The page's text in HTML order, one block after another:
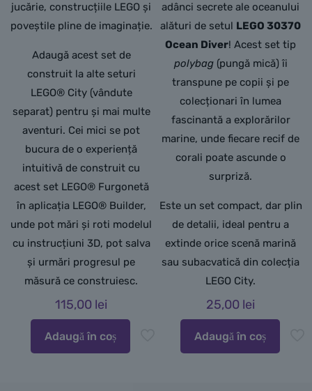
jucărie, construcțiile LEGO și
poveștile pline de imaginație.
Adaugă acest set de
construit la alte seturi
LEGO® City (vândute
separat) pentru și mai multe
aventuri. Cei mici se pot
bucura de o experiență
intuitivă de construit cu
acest set LEGO® Furgonetă
în aplicația LEGO® Builder,
unde pot mări și roti modelul
cu instrucțiuni 3D, pot salva
și urmări progresul pe
măsură ce construiesc.
115,00 lei
Adaugă în coș
adânci secrete ale oceanului
alături de setul LEGO 30370
Ocean Diver! Acest set tip
polybag(pungă mică) îi
transpune pe copii și pe
colecționari în lumea
fascinantă a explorărilor
marine, unde fiecare recif de
corali poate ascunde o
surpriză.
Este un set compact, dar plin
de detalii, ideal pentru a
extinde orice scenă marină
sau subacvatică din colecția
LEGO City.
25,00 lei
Adaugă în coș